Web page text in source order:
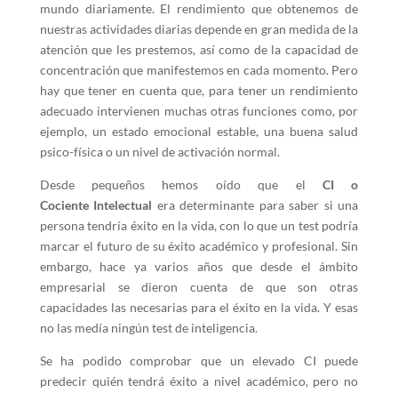
mundo diariamente. El rendimiento que obtenemos de
nuestras actividades diarias depende en gran medida de la
atención que les prestemos, así como de la capacidad de
concentración que manifestemos en cada momento. Pero
hay que tener en cuenta que, para tener un rendimiento
adecuado intervienen muchas otras funciones como, por
ejemplo, un estado emocional estable, una buena salud
psico-física o un nivel de activación normal.
Desde pequeños hemos oído que el CI o
Cociente Intelectual era determinante para saber si una
persona tendría éxito en la vida, con lo que un test podría
marcar el futuro de su éxito académico y profesional. Sin
embargo, hace ya varios años que desde el ámbito
empresarial se dieron cuenta de que son otras
capacidades las necesarias para el éxito en la vida. Y esas
no las medía ningún test de inteligencia.
Se ha podido comprobar que un elevado CI puede
predecir quién tendrá éxito a nivel académico, pero no